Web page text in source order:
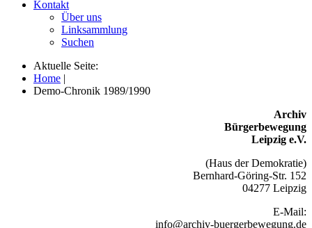
Kontakt
Über uns
Linksammlung
Suchen
Aktuelle Seite:
Home |
Demo-Chronik 1989/1990
Archiv
Bürgerbewegung
Leipzig e.V.
(Haus der Demokratie)
Bernhard-Göring-Str. 152
04277 Leipzig
E-Mail:
info@archiv-buergerbewegung.de